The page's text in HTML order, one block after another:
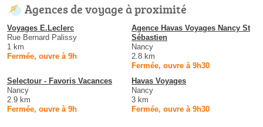
Agences de voyage à proximité
Voyages E.Leclerc
Rue Bernard Palissy
1 km
Fermée, ouvre à 9h
Agence Havas Voyages Nancy St
Sébastien
Nancy
2.8 km
Fermée, ouvre à 9h30
Selectour - Favoris Vacances
Nancy
2.9 km
Fermée, ouvre à 9h
Havas Voyages
Nancy
3 km
Fermée, ouvre à 9h30